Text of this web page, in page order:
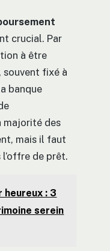
crucial. Par
à être
souvent fixé à
banque
majorité des
mais il faut
de prêt.
heureux : 3
serein